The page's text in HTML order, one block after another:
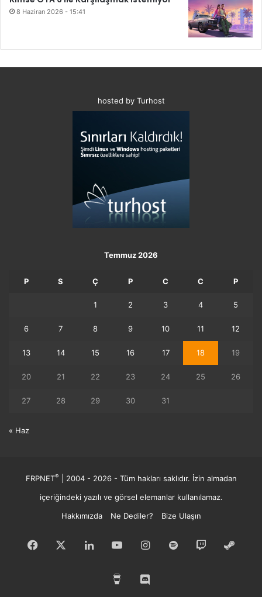
8 Haziran 2026 - 15:41
hosted by Turhost
Temmuz 2026
P S Ç P C C P
1 2 3 4 5
6 7 8 9 10 11 12
13 14 15 16 17 18 19
20 21 22 23 24 25 26
27 28 29 30 31
« Haz
FRPNET®
| 2004 - 2026 - Tüm hakları saklıdır. İzin almadan
içeriğindeki yazılı ve görsel elemanlar kullanılamaz.
Hakkımızda
Ne Dediler? Bize Ulaşın
Facebook LinkedInYouTubeInstagram
Spotify Twitch
Discord